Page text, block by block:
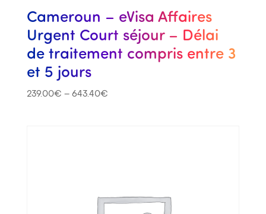
Cameroun – eVisa Affaires
Urgent Court séjour – Délai
de traitement compris entre 3
et 5 jours
239.00€ – 643.40€